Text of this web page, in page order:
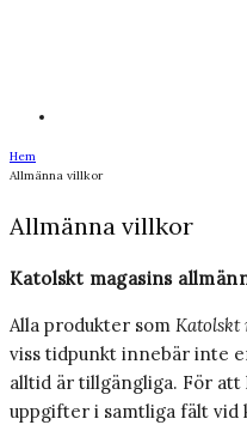
Hem
Allmänna villkor
Allmänna villkor
Katolskt magasins
Alla produkter som Katolskt
viss tidpunkt innebär inte
alltid är tillgängliga. För att
uppgifter i samtliga fält